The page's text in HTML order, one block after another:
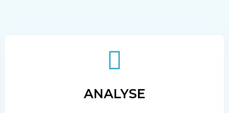
ANALYSE